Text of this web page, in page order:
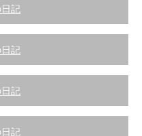
記
記
記
記